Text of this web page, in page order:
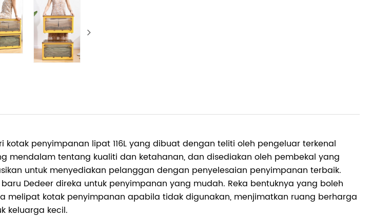
kotak penyimpanan lipat 116L yang dibuat dengan teliti oleh pengeluar terkenal
mendalam tentang kualiti dan ketahanan, dan disediakan oleh pembekal yang
untuk menyediakan pelanggan dengan penyelesaian penyimpanan terbaik.
Dedeer direka untuk penyimpanan yang mudah. Reka bentuknya yang boleh
melipat kotak penyimpanan apabila tidak digunakan, menjimatkan ruang berharga
keluarga kecil.